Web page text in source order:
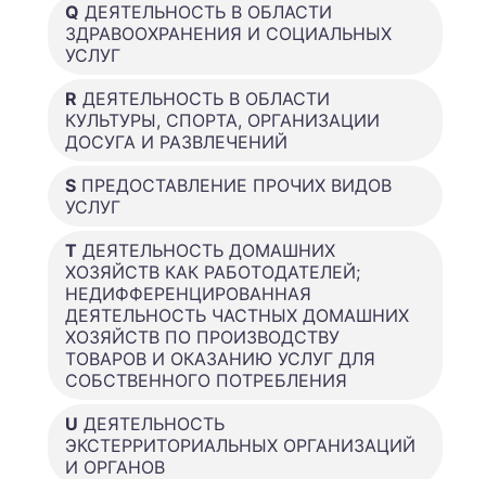
Q ДЕЯТЕЛЬНОСТЬ В ОБЛАСТИ
ЗДРАВООХРАНЕНИЯ И СОЦИАЛЬНЫХ
УСЛУГ
R ДЕЯТЕЛЬНОСТЬ В ОБЛАСТИ
КУЛЬТУРЫ, СПОРТА, ОРГАНИЗАЦИИ
ДОСУГА И РАЗВЛЕЧЕНИЙ
S ПРЕДОСТАВЛЕНИЕ ПРОЧИХ ВИДОВ
УСЛУГ
T ДЕЯТЕЛЬНОСТЬ ДОМАШНИХ
ХОЗЯЙСТВ КАК РАБОТОДАТЕЛЕЙ;
НЕДИФФЕРЕНЦИРОВАННАЯ
ДЕЯТЕЛЬНОСТЬ ЧАСТНЫХ ДОМАШНИХ
ХОЗЯЙСТВ ПО ПРОИЗВОДСТВУ
ТОВАРОВ И ОКАЗАНИЮ УСЛУГ ДЛЯ
СОБСТВЕННОГО ПОТРЕБЛЕНИЯ
U ДЕЯТЕЛЬНОСТЬ
ЭКСТЕРРИТОРИАЛЬНЫХ ОРГАНИЗАЦИЙ
И ОРГАНОВ